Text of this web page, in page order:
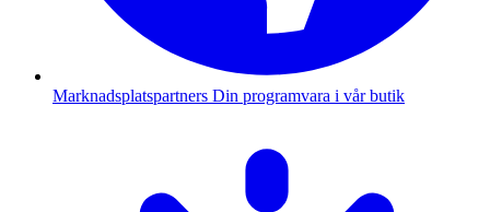
Marknadsplatspartners Din programvara i vår butik